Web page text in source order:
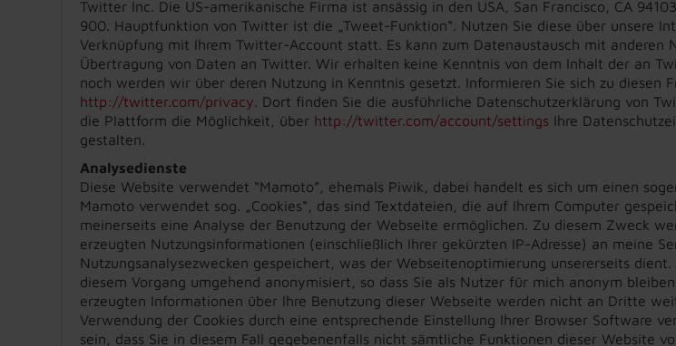
Twitter Inc. Die US-amerikanische Firma ist ansässig in den USA, San Francisco, CA
900. Hauptfunktion von Twitter ist die „Tweet-Funktion“. Nutzen Sie diese über unsere
Verknüpfung mit Ihrem Twitter-Account statt. Es kann zum Datenaustausch mit anderen
Übertragung von Daten an Twitter. Wir erhalten keine Kenntnis von dem Inhalt der an
noch werden wir über deren Nutzung in Kenntnis gesetzt. Informieren Sie sich zu diesen
http://twitter.com/privacy. Dort finden Sie die ausführliche Datenschutzerklärung von
die Plattform die Möglichkeit, über http://twitter.com/account/settings Ihre
gestalten.
Analysedienste
Diese Website verwendet “Mamoto”, ehemals Piwik, dabei handelt es sich um einen
Mamoto verwendet sog. „Cookies“, das sind Textdateien, die auf Ihrem Computer
meinerseits eine Analyse der Benutzung der Webseite ermöglichen. Zu diesem Zweck
erzeugten Nutzungsinformationen (einschließlich Ihrer gekürzten IP-Adresse) an meine
Nutzungsanalysezwecken gespeichert, was der Webseitenoptimierung unsererseits dient.
diesem Vorgang umgehend anonymisiert, so dass Sie als Nutzer für mich anonym
erzeugten Informationen über Ihre Benutzung dieser Webseite werden nicht an Dritte
Verwendung der Cookies durch eine entsprechende Einstellung Ihrer Browser Software
sein, dass Sie in diesem Fall gegebenenfalls nicht sämtliche Funktionen dieser Website